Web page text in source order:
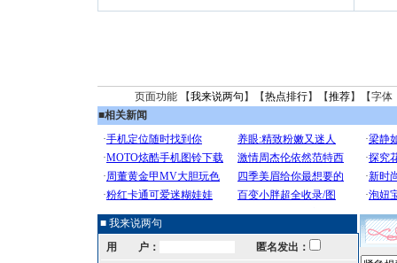
页面功能 【我来说两句 】【热点排行】【推荐】【字体
■相关新闻
■ 我来说两句
用 户：
匿名发出：